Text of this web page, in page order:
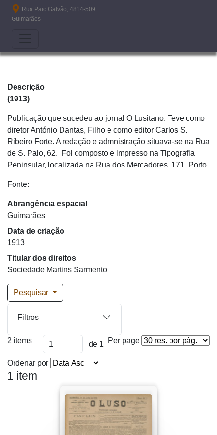
Passar para o conteúdo principal
Rua Paio Galvão, 4814-509
Guimarães
Descrição
(1913)
Publicação que sucedeu ao jornal O Lusitano. Teve como
diretor António Dantas, Filho e como editor Carlos S.
Ribeiro Forte. A redação e admnistração situava-se na Rua
de S. Paio, 62. Foi composto e impresso na Tipografia
Peninsular, localizada na Rua dos Mercadores, 171, Porto.
Fonte:
Abrangência espacial
Guimarães
Data de criação
1913
Titular dos direitos
Sociedade Martins Sarmento
Pesquisar
Filtros
2 items de 1 Per page
Ordenar por
1 item